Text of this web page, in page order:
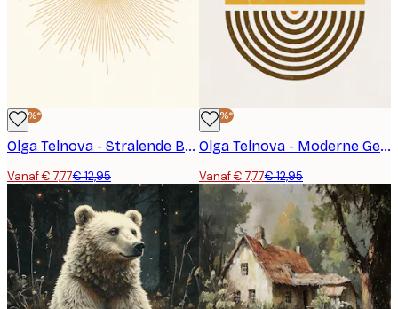
-40%*
Olga Telnova - Stralende Bol Poster
Vanaf € 7,77€ 12,95
-40%*
Olga Telnova - Moderne Geometrie Poster
Vanaf € 7,77€ 12,95